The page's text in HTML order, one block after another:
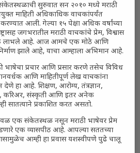
भारतासाठी फायदेशीर आहेत का?
(0%, 0 Votes)
सुरुवात सन २०१० मध्ये मराठी
माहिती अधिकाधिक वाचकांपर्यंत
करण्यात आली. गेल्या १५ पेक्षा अधिक वर्षांच्या
जगभरातील मराठी वाचकांचे प्रेम, विश्वास
लाभले आहे. आज आमचे एक मोठे आणि
झाले आहे, याचा आम्हाला अभिमान आहे.
भाषेचा प्रचार आणि प्रसार करणे तसेच विविध
आणि माहितीपूर्ण लेख वाचकांना
हा आहे. शिक्षण, आरोग्य, तंत्रज्ञान,
करिअर, संस्कृती आणि इतर अनेक
सातत्याने प्रकाशित करत असतो.
एक संकेतस्थळ नसून मराठी भाषेवर प्रेम
एक व्यासपीठ आहे. आपल्या सततच्या
आम्ही हा प्रवास यशस्वीपणे पुढे चालू